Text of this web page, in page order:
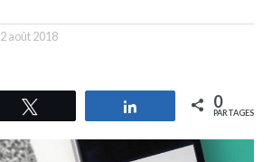
2 août 2018
Partagez 0
PARTAGES